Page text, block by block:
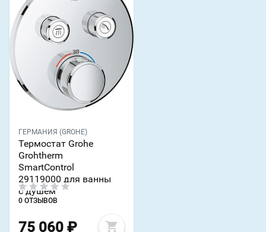
ГЕРМАНИЯ (GROHE)
Термостат Grohe
Grohtherm
SmartControl
29119000 для ванны
с душем
0 ОТЗЫВОВ
75 060 ₽